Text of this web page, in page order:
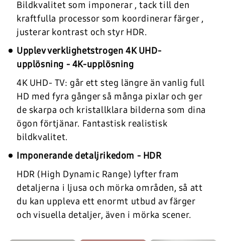
Bildkvalitet som imponerar , tack till den
kraftfulla processor som koordinerar färger ,
justerar kontrast och styr HDR.
Upplev verklighetstrogen 4K UHD-
upplösning - 4K-upplösning
4K UHD- TV: går ett steg längre än vanlig full
HD med fyra gånger så många pixlar och ger
de skarpa och kristallklara bilderna som dina
ögon förtjänar. Fantastisk realistisk
bildkvalitet.
Imponerande detaljrikedom - HDR
HDR (High Dynamic Range) lyfter fram
detaljerna i ljusa och mörka områden, så att
du kan uppleva ett enormt utbud av färger
och visuella detaljer, även i mörka scener.